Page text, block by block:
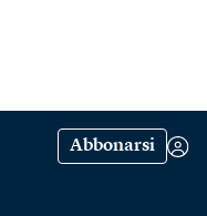
Abbonarsi